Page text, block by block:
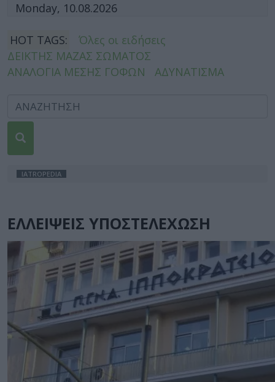
Monday, 10.08.2026
HOT TAGS:
Όλες οι ειδήσεις
ΔΕΙΚΤΗΣ ΜΑΖΑΣ ΣΩΜΑΤΟΣ
ΑΝΑΛΟΓΙΑ ΜΕΣΗΣ ΓΟΦΩΝ
ΑΔΥΝΑΤΙΣΜΑ
IATROPEDIA
ΕΛΛΕΙΨΕΙΣ ΥΠΟΣΤΕΛΕΧΩΣΗ